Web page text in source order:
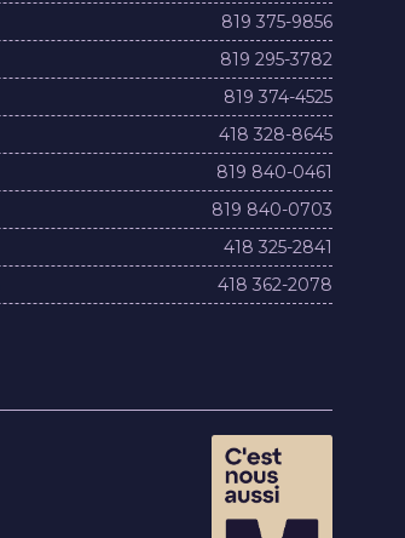
819 375-9856
819 295-3782
819 374-4525
418 328-8645
819 840-0461
819 840-0703
418 325-2841
418 362-2078